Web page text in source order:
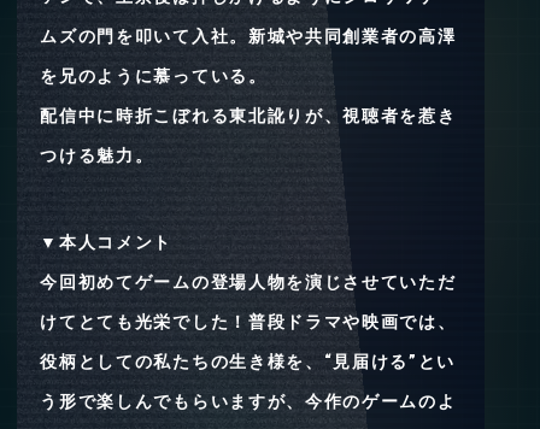
ムズの門を叩いて入社。新城や共同創業者の高澤
を兄のように慕っている。
配信中に時折こぼれる東北訛りが、視聴者を惹き
つける魅力。
▼本人コメント
今回初めてゲームの登場人物を演じさせていただ
けてとても光栄でした！普段ドラマや映画では、
役柄としての私たちの生き様を、“見届ける”とい
う形で楽しんでもらいますが、今作のゲームのよ